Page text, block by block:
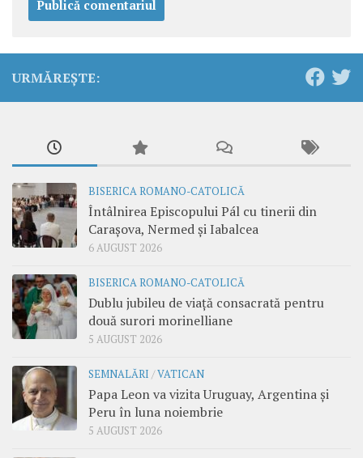
URMĂREȘTE:
BISERICA ROMANO-CATOLICĂ
Întâlnirea Episcopului Pál cu tinerii din
Carașova, Nermed și Iabalcea
6 AUGUST 2026
BISERICA ROMANO-CATOLICĂ
Dublu jubileu de viață consacrată pentru
două surori morinelliane
5 AUGUST 2026
SEMNALĂRI /VATICAN
Papa Leon va vizita Uruguay, Argentina și
Peru în luna noiembrie
5 AUGUST 2026